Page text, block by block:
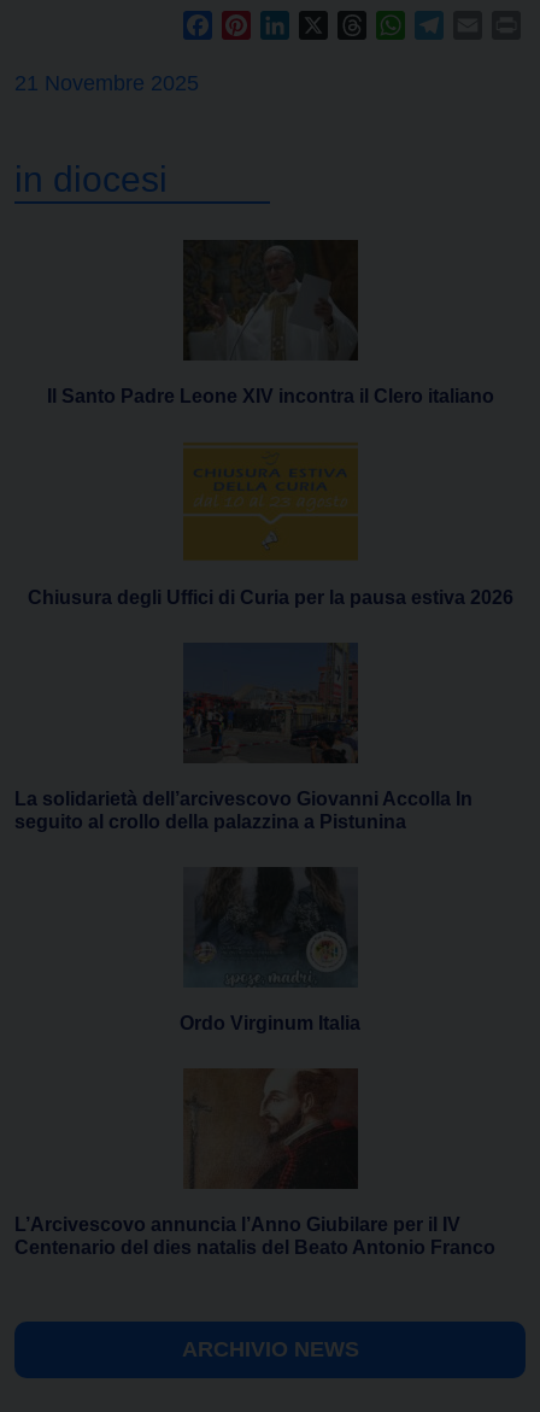
FacebookPinterestLinkedIn ThreadsWhatsApp
21 Novembre 2025
in diocesi
Il Santo Padre Leone XIV incontra il Clero italiano
Chiusura degli Uffici di Curia per la pausa estiva 2026
La solidarietà dell’arcivescovo Giovanni Accolla In
seguito al crollo della palazzina a Pistunina
Ordo Virginum Italia
L’Arcivescovo annuncia l’Anno Giubilare per il IV
Centenario del dies natalis del Beato Antonio Franco
ARCHIVIO NEWS